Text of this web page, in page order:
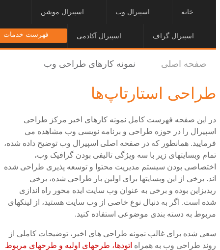
خانه اسپیرال وب اسپیرال موشن
اسپیرال گراف اسپیرال آکادمی فهرست خدمات
صفحه اصلی نمونه کارهای طراحی وب
طراحی استارتاپ‌ها
در این صفحه فهرست کامل نمونه کارهای اخیر مرکز طراحی
اسپیرال را در حوزه طراحی و برنامه نویسی وب مشاهده می
فرمایید. همانطور که در صفحه اصلی اسپیرال وب توضیح داده شده،
تمام وبسایتهای زیر با سه ویژگی تالیفی بودن گرافیک وب،
اختصاصی بودن سیستم مدیریت محتوا و توسعه پذیری طراحی شده
اند. برخی از این وبسایتها برای اولین بار طراحی شده، برخی
ریدیزاین بوده و برخی به عنوان وب سایت ایده محور راه اندازی
شده است. اگر به دنبال نوع خاصی از وب سایت هستید، از لینکهای
مربوط به دسته بندی موضوعی استفاده کنید.
سعی شده برای غالب نمونه طراحی های اخیر، توضیحات کاملی از
روند طراحی وب به همراه اتودها، طرحهای اولیه و طرحهای مربوط